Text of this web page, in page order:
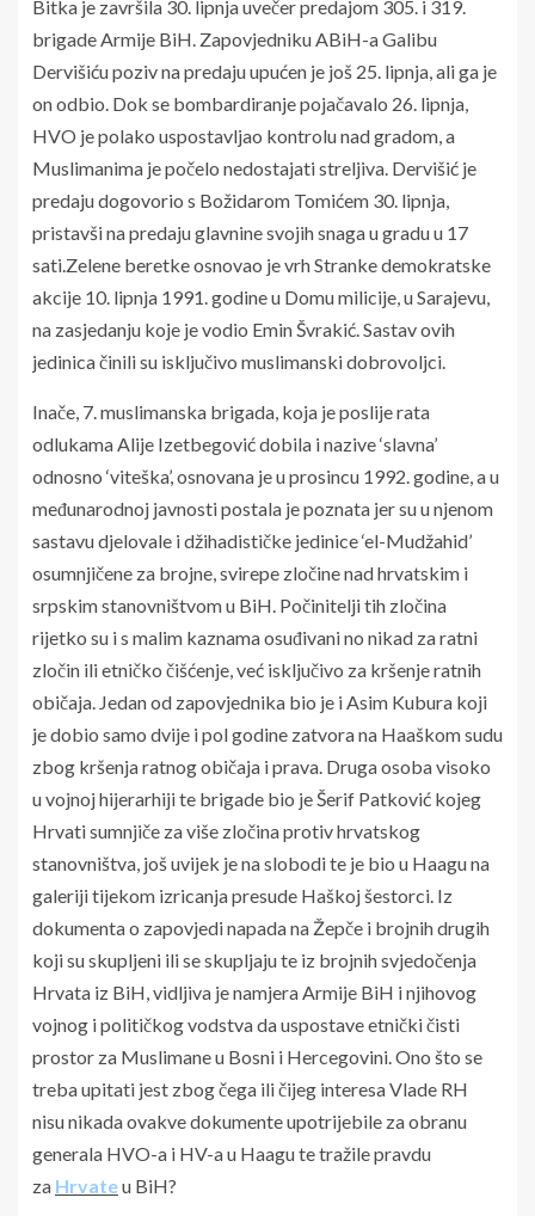
Bitka je završila 30. lipnja uvečer predajom 305. i 319.
brigade Armije BiH. Zapovjedniku ABiH-a Galibu
Dervišiću poziv na predaju upućen je još 25. lipnja, ali ga je
on odbio. Dok se bombardiranje pojačavalo 26. lipnja,
HVO je polako uspostavljao kontrolu nad gradom, a
Muslimanima je počelo nedostajati streljiva. Dervišić je
predaju dogovorio s Božidarom Tomićem 30. lipnja,
pristavši na predaju glavnine svojih snaga u gradu u 17
sati.Zelene beretke osnovao je vrh Stranke demokratske
akcije 10. lipnja 1991. godine u Domu milicije, u Sarajevu,
na zasjedanju koje je vodio Emin Švrakić. Sastav ovih
jedinica činili su isključivo muslimanski dobrovoljci.
Inače, 7. muslimanska brigada, koja je poslije rata
odlukama Alije Izetbegović dobila i nazive ‘slavna’
odnosno ‘viteška’, osnovana je u prosincu 1992. godine, a u
međunarodnoj javnosti postala je poznata jer su u njenom
sastavu djelovale i džihadističke jedinice ‘el-Mudžahid’
osumnjičene za brojne, svirepe zločine nad hrvatskim i
srpskim stanovništvom u BiH. Počinitelji tih zločina
rijetko su i s malim kaznama osuđivani no nikad za ratni
zločin ili etničko čišćenje, već isključivo za kršenje ratnih
običaja. Jedan od zapovjednika bio je i Asim Kubura koji
je dobio samo dvije i pol godine zatvora na Haaškom sudu
zbog kršenja ratnog običaja i prava. Druga osoba visoko
u vojnoj hijerarhiji te brigade bio je Šerif Patković kojeg
Hrvati sumnjiče za više zločina protiv hrvatskog
stanovništva, još uvijek je na slobodi te je bio u Haagu na
galeriji tijekom izricanja presude Haškoj šestorci. Iz
dokumenta o zapovjedi napada na Žepče i brojnih drugih
koji su skupljeni ili se skupljaju te iz brojnih svjedočenja
Hrvata iz BiH, vidljiva je namjera Armije BiH i njihovog
vojnog i političkog vodstva da uspostave etnički čisti
prostor za Muslimane u Bosni i Hercegovini. Ono što se
treba upitati jest zbog čega ili čijeg interesa Vlade RH
nisu nikada ovakve dokumente upotrijebile za obranu
generala HVO-a i HV-a u Haagu te tražile pravdu
za Hrvateu BiH?